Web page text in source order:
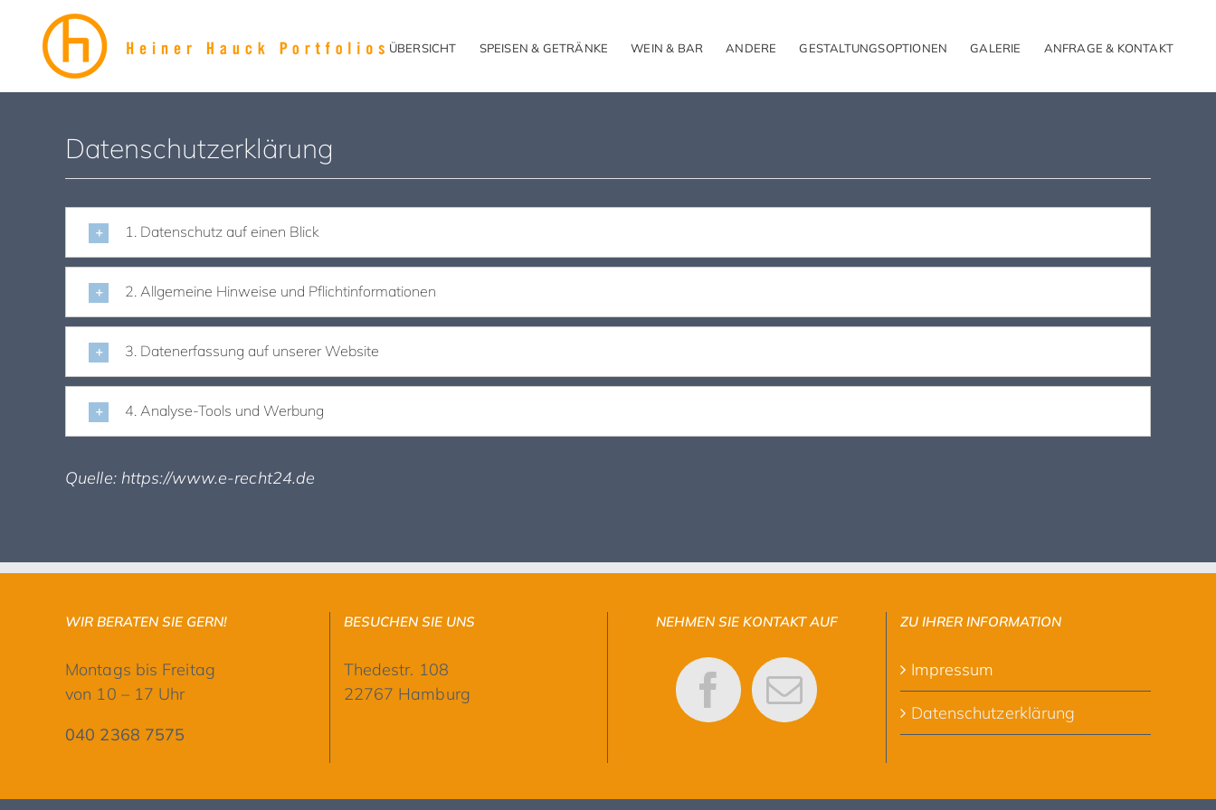
springen
ÜBERSICHT SPEISEN & GETRÄNKE WEIN & BAR ANDERE GESTALTUNGSOPTIONEN GALERIE ANFRAGE & KONTAKT
Datenschutzerklärung
1. Datenschutz auf einen Blick
2. Allgemeine Hinweise und Pflichtinformationen
3. Datenerfassung auf unserer Website
4. Analyse-Tools und Werbung
Quelle: https://www.e-recht24.de
WIR BERATEN SIE GERN!
Montags bis Freitag
von 10 – 17 Uhr
040 2368 7575
BESUCHEN SIE UNS
Thedestr. 108
22767 Hamburg
NEHMEN SIE KONTAKT AUF ZU IHRER INFORMATION
Impressum
Datenschutzerklärung